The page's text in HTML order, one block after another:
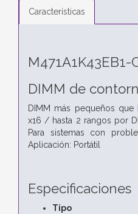
Características
M471A1K43EB1-
DIMM de
DIMM más pequeños
x16 / hasta 2 rangos por
Para sistemas con
Aplicación: Portátil
Especificaciones
Tipo